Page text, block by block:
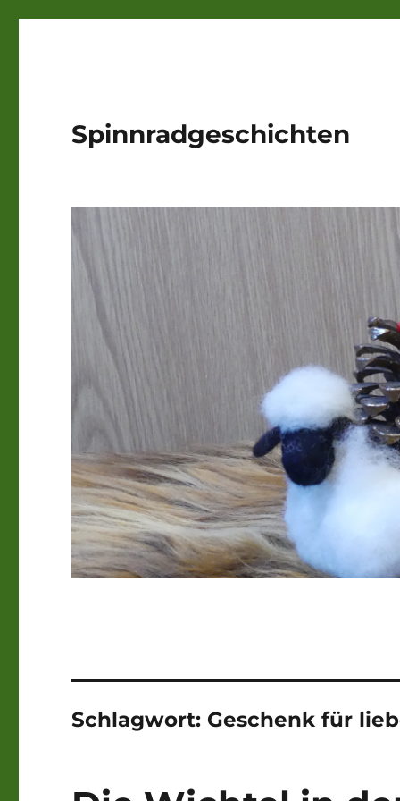
Spinnradgeschichten
Schlagwort: Geschenk für